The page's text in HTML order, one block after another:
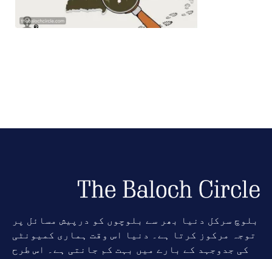
بلوچ سرکل دنیا بھر سے بلوچوں کو درپیش مسائل پر
توجہ مرکوز کرتا ہے۔ دنیا اس وقت ہماری کمیونٹی
کی جدوجہد کے بارے میں بہت کم جانتی ہے۔ اس طرح